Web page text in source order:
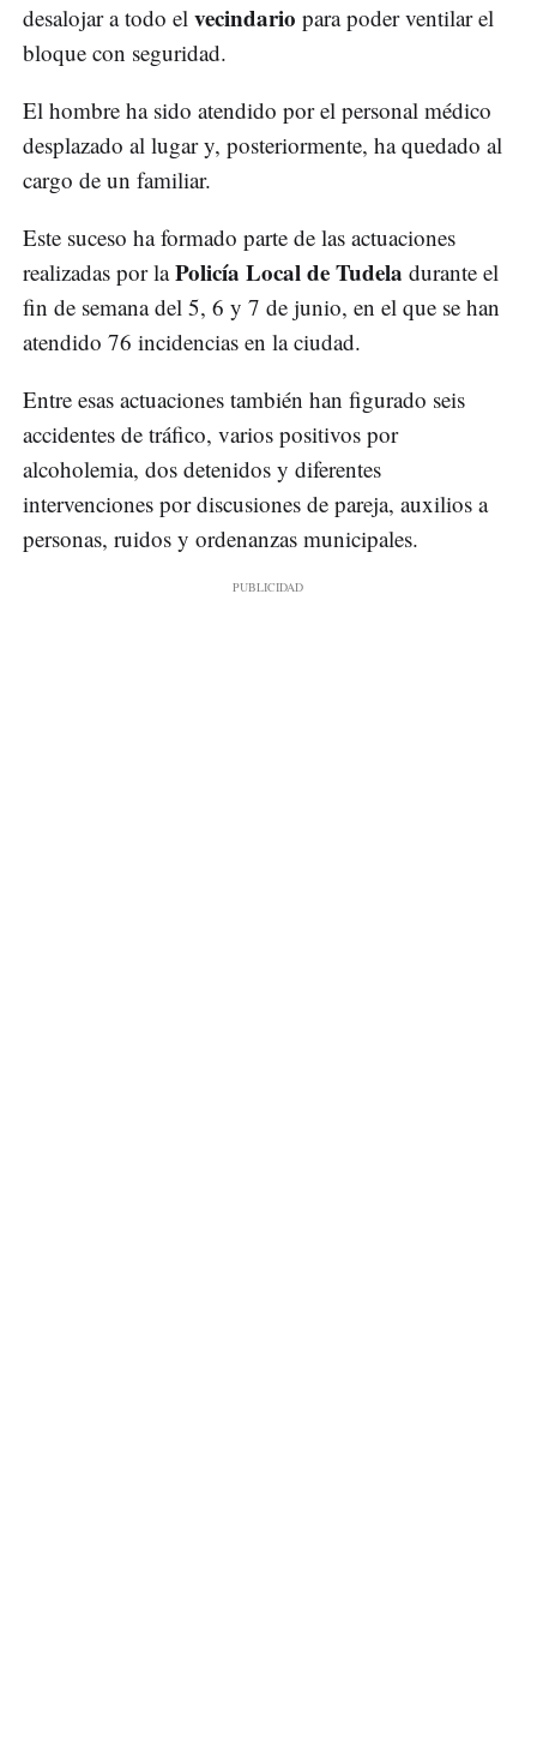
desalojar a todo el vecindario para poder ventilar el
bloque con seguridad.
El hombre ha sido atendido por el personal médico
desplazado al lugar y, posteriormente, ha quedado al
cargo de un familiar.
Este suceso ha formado parte de las actuaciones
realizadas por laPolicía Local de Tudela durante el
fin de semana del 5, 6 y 7 de junio, en el que se han
atendido 76 incidencias en la ciudad.
Entre esas actuaciones también han figurado seis
accidentes de tráfico, varios positivos por
alcoholemia, dos detenidos y diferentes
intervenciones por discusiones de pareja, auxilios a
personas, ruidos y ordenanzas municipales.